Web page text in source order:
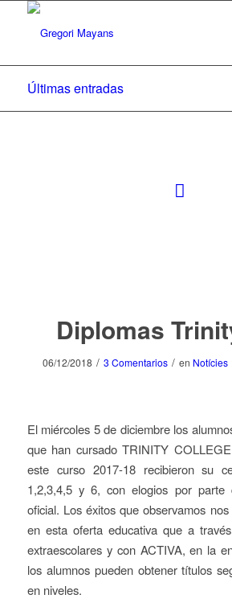
Últimas entradas
Diplomas
06/12/2018 / 3 Comentarios / en Notícies
El miércoles 5 de diciembre los
que han cursado TRINITY
este curso 2017-18 recibieron su
1,2,3,4,5 y 6, con elogios por parte
oficial. Los éxitos que observamos
en esta oferta educativa que a
extraescolares y con ACTIVA, en la
los alumnos pueden obtener títulos
en niveles.